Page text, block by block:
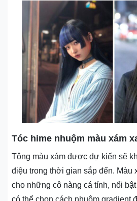
Tóc hime nhuộm màu xám
Tông màu xám được dự kiến sẽ
điệu trong thời gian sắp đến. Màu
cho những cô nàng cá tính, nổi